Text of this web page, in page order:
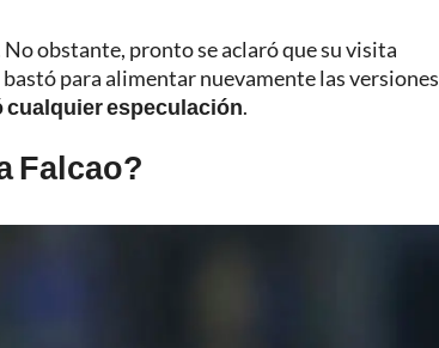
obstante, pronto se aclaró que su visita
para alimentar nuevamente las versiones
cualquier especulación.
Falcao?